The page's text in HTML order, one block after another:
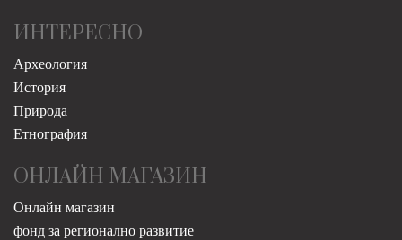
ИНТЕРЕСНО
Археология
История
Природа
Етнография
ОНЛАЙН МАГАЗИН
Онлайн магазин
фонд за регионално развитие